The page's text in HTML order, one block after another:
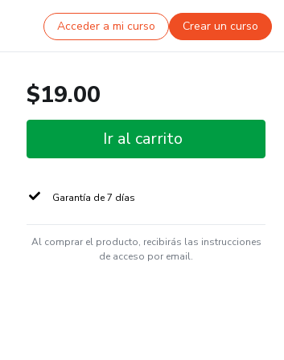
Acceder a mi curso Crear un curso
$19.00
Ir al carrito
Garantía de 7 días
Al comprar el producto, recibirás las instrucciones
de acceso por email.